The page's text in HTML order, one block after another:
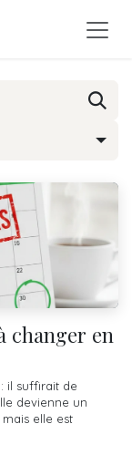
changer en
il suffirait de
devienne un
elle est